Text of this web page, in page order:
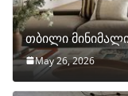
თბილი
May 26, 2026